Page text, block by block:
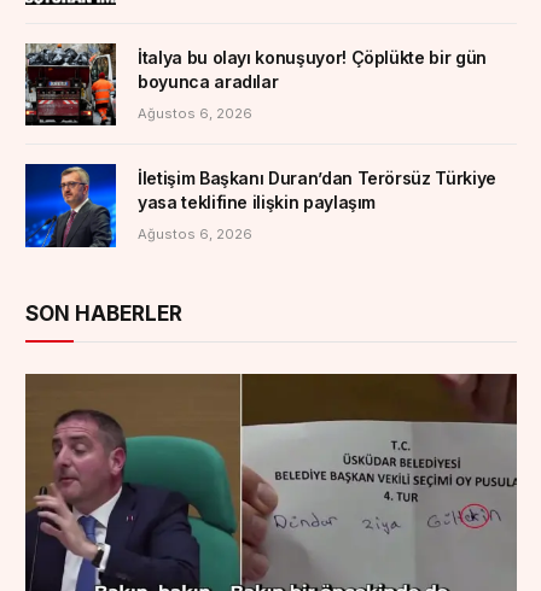
İtalya bu olayı konuşuyor! Çöplükte bir gün
boyunca aradılar
Ağustos 6, 2026
İletişim Başkanı Duran’dan Terörsüz Türkiye
yasa teklifine ilişkin paylaşım
Ağustos 6, 2026
SON HABERLER